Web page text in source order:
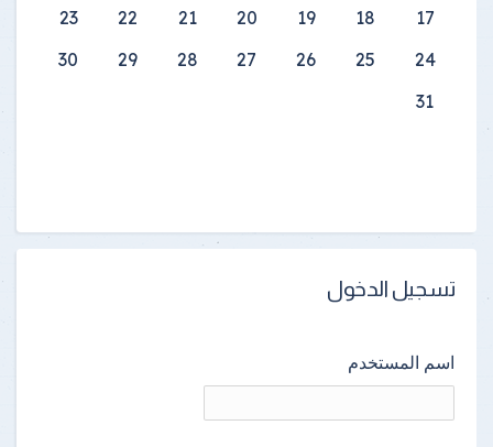
17
18
19
20
21
22
23
24
25
26
27
28
29
30
31
تسجيل الدخول
اسم المستخدم